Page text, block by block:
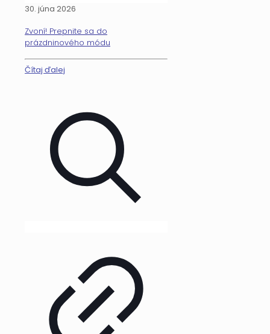
30. júna 2026
Zvoní! Prepnite sa do
prázdninového módu
Čítaj ďalej